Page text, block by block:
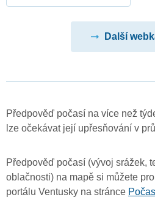
Další
Předpověď počasí na více než
lze očekávat její upřesňování v
Předpověď počasí (vývoj srážek,
oblačnosti) na mapě si můžete
portálu Ventusky na stránce